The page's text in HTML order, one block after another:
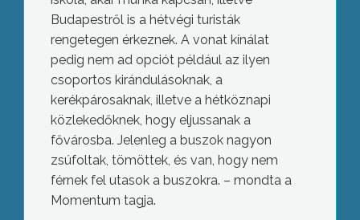
Budapestről is a hétvégi turisták
rengetegen érkeznek. A vonat kínálat
pedig nem ad opciót például az ilyen
csoportos kirándulásoknak, a
kerékpárosaknak, illetve a hétköznapi
közlekedőknek, hogy eljussanak a
fővárosba. Jelenleg a buszok nagyon
zsúfoltak, tömöttek, és van, hogy nem
férnek fel utasok a buszokra. – mondta a
Momentum tagja.